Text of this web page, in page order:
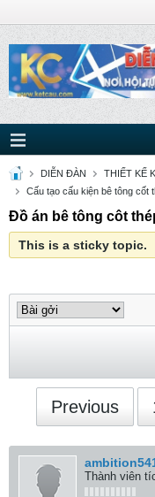
DIỄN ĐÀN
THIẾT KẾ
Cấu tạo cấu kiện bê tông cốt
Đồ án bê tông côt
This is a sticky topic.
Previous
Thành viên